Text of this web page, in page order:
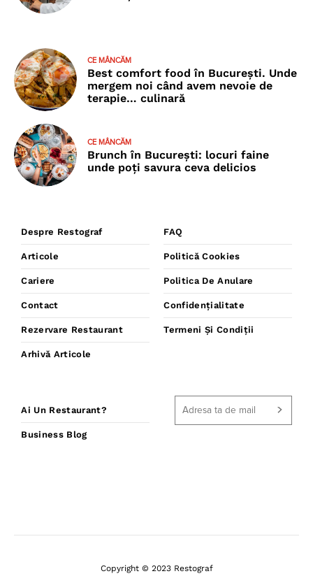
CE MÂNCĂM
Best comfort food în București. Unde
mergem noi când avem nevoie de
terapie… culinară
CE MÂNCĂM
Brunch în București: locuri faine
unde poţi savura ceva delicios
Despre Restograf
Articole
Cariere
Contact
Rezervare Restaurant
Arhivă Articole
FAQ
Politică Cookies
Politica De Anulare
Confidențialitate
Termeni Și Condiții
Ai Un Restaurant?
Business Blog
Copyright © 2023 Restograf